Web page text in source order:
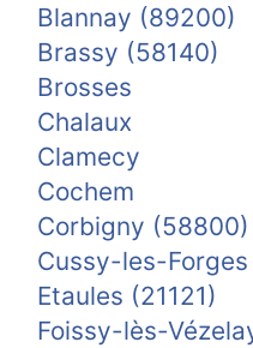
Blannay (89200)
Brassy (58140)
Brosses
Chalaux
Clamecy
Cochem
Corbigny (58800)
Cussy-les-Forges
Etaules (21121)
Foissy-lès-